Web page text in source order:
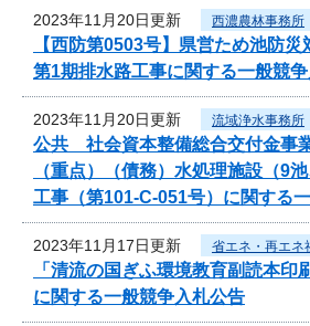
2023年11月20日更新 西濃農林事務所
【西防第0503号】県営ため池防
第1期排水路工事に関する一般競
2023年11月20日更新 流域浄水事務所
公共 社会資本整備総合交付金事
（重点）（債務）水処理施設（9
工事（第101-C-051号）に関する
2023年11月17日更新 省エネ・再エネ
「清流の国ぎふ環境教育副読本印
に関する一般競争入札公告